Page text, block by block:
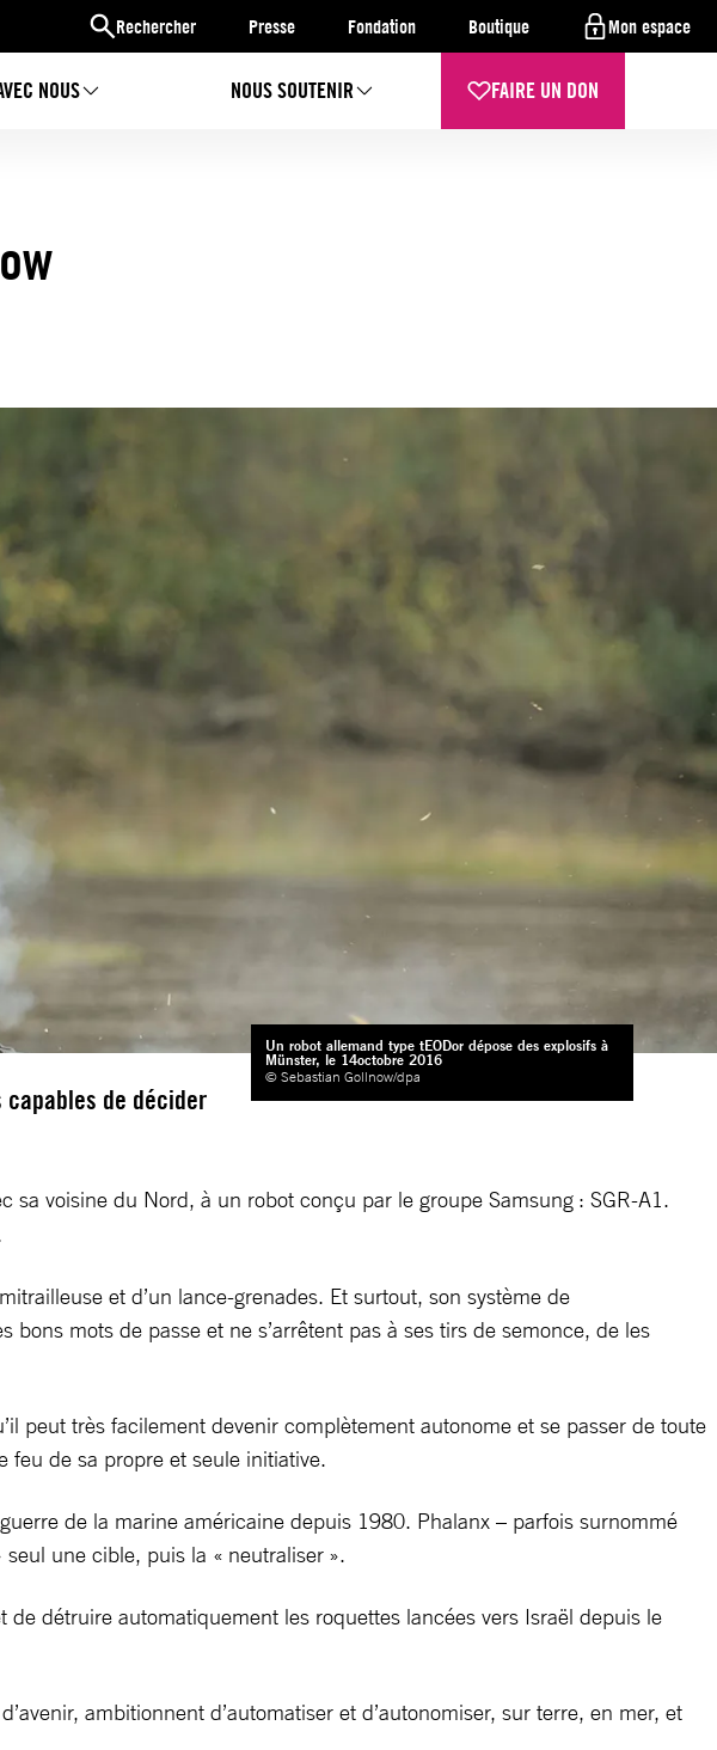
Rechercher Presse Fondation Boutique Mon espace
NOUS NOUS SOUTENIR FAIRE UN DON
Un robot allemand type tEODor dépose des explosifs à
Münster, le 14octobre 2016
© Sebastian Gollnow/dpa
de décider
voisine du Nord, à un robot conçu par le groupe Samsung : SGR-A1.
et d’un lance-grenades. Et surtout, son système de
mots de passe et ne s’arrêtent pas à ses tirs de semonce, de les
peut très facilement devenir complètement autonome et se passer de toute
feu de sa propre et seule initiative.
de la marine américaine depuis 1980. Phalanx – parfois surnommé
une cible, puis la « neutraliser ».
détruire automatiquement les roquettes lancées vers Israël depuis le
ambitionnent d’automatiser et d’autonomiser, sur terre, en mer, et